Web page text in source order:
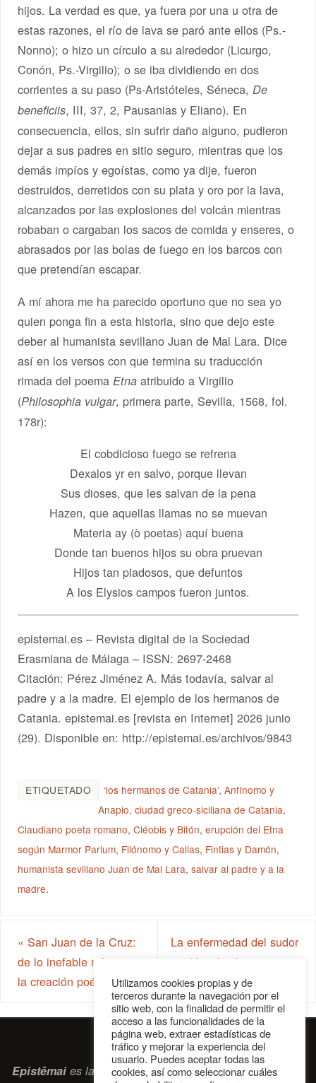
hijos. La verdad es que, ya fuera por una u otra de
estas razones, el río de lava se paró ante ellos (Ps.-
Nonno); o hizo un círculo a su alrededor (Licurgo,
Conón, Ps.-Virgilio); o se iba dividiendo en dos
corrientes a su paso (Ps-Aristóteles, Séneca, De
beneficiis, III, 37, 2, Pausanias y Eliano). En
consecuencia, ellos, sin sufrir daño alguno, pudieron
dejar a sus padres en sitio seguro, mientras que los
demás impíos y egoístas, como ya dije, fueron
destruidos, derretidos con su plata y oro por la lava,
alcanzados por las explosiones del volcán mientras
robaban o cargaban los sacos de comida y enseres, o
abrasados por las bolas de fuego en los barcos con
que pretendían escapar.
A mí ahora me ha parecido oportuno que no sea yo
quien ponga fin a esta historia, sino que dejo este
deber al humanista sevillano Juan de Mal Lara. Dice
así en los versos con que termina su traducción
rimada del poema Etna atribuido a Virgilio
(Philosophia vulgar, primera parte, Sevilla, 1568, fol.
178r):
El cobdicioso fuego se refrena
Dexalos yr en salvo, porque llevan
Sus dioses, que les salvan de la pena
Hazen, que aquellas llamas no se muevan
Materia ay (ò poetas) aquí buena
Donde tan buenos hijos su obra pruevan
Hijos tan piadosos, que defuntos
A los Elysios campos fueron juntos.
epistemai.es – Revista digital de la Sociedad
Erasmiana de Málaga – ISSN: 2697-2468
Citación: Pérez Jiménez A. Más todavía, salvar al
padre y a la madre. El ejemplo de los hermanos de
Catania. epistemai.es [revista en Internet] 2026 junio
(29). Disponible en: http://epistemai.es/archivos/9843
ETIQUETADO ‘los hermanos de Catania’,Anfínomo y
Anapio,ciudad greco-siciliana de Catania,
Claudiano poeta romano,Cléobis y Bitón,erupción del Etna
según Marmor Parium, Filónomo y Calias, Fintias y Damón,
humanista sevillano Juan de Mal Lara,salvar al padre y a la
madre.
« San Juan de la Cruz:
de lo inefable místico a
la creación poética
La enfermedad del sudor
inglés y los hantavirus
Epistêmaies la revista digital de la Sociedad Erasmiana
Utilizamos cookies propias y de
terceros durante la navegación por el
sitio web, con la finalidad de permitir el
acceso a las funcionalidades de la
página web, extraer estadísticas de
tráfico y mejorar la experiencia del
usuario. Puedes aceptar todas las
cookies, así como seleccionar cuáles